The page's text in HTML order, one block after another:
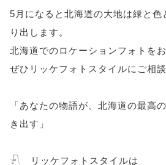
5月になると北海道の大地は緑と色
り出します。
北海道でのロケーションフォトをお
ぜひリッケフォトスタイルにご相
「あなたの物語が、北海道の最高
き出す」
𓍯 リッケフォトスタイルは